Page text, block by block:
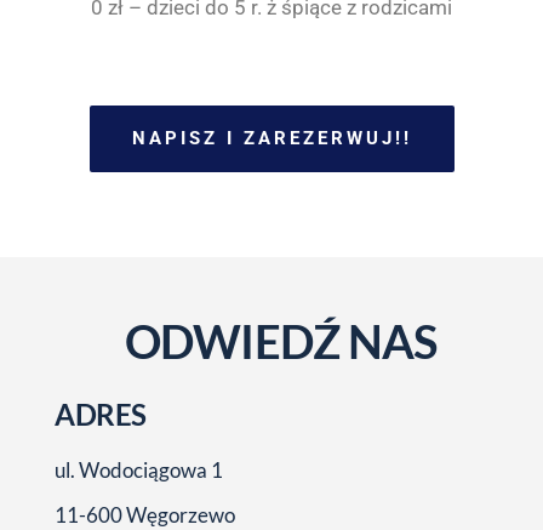
0 zł – dzieci do 5 r. ż śpiące z rodzicami
NAPISZ I ZAREZERWUJ! !
ODWIEDŹ NAS
ADRES
ul. Wodociągowa 1
11-600 Węgorzewo